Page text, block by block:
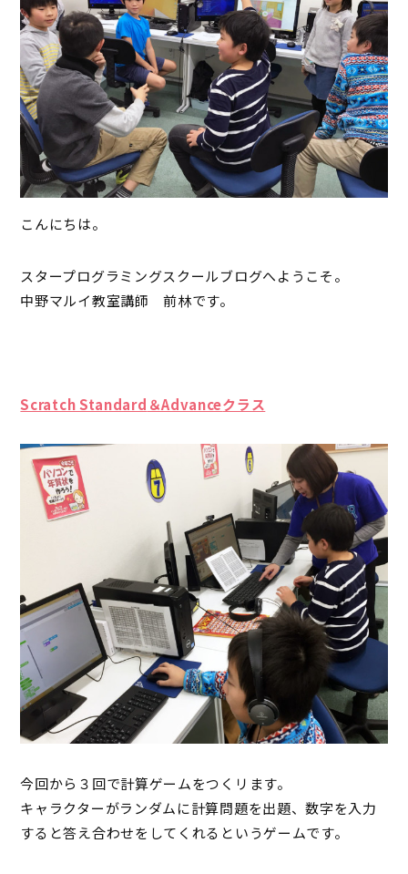
こんにちは。
スタープログラミングスクールブログへようこそ。
中野マルイ教室講師 前林です。
Scratch Standard ＆Advanceクラス
今回から３回で計算ゲームをつくリます。
キャラクターがランダムに計算問題を出題、数字を入力
すると答え合わせをしてくれるというゲームです。